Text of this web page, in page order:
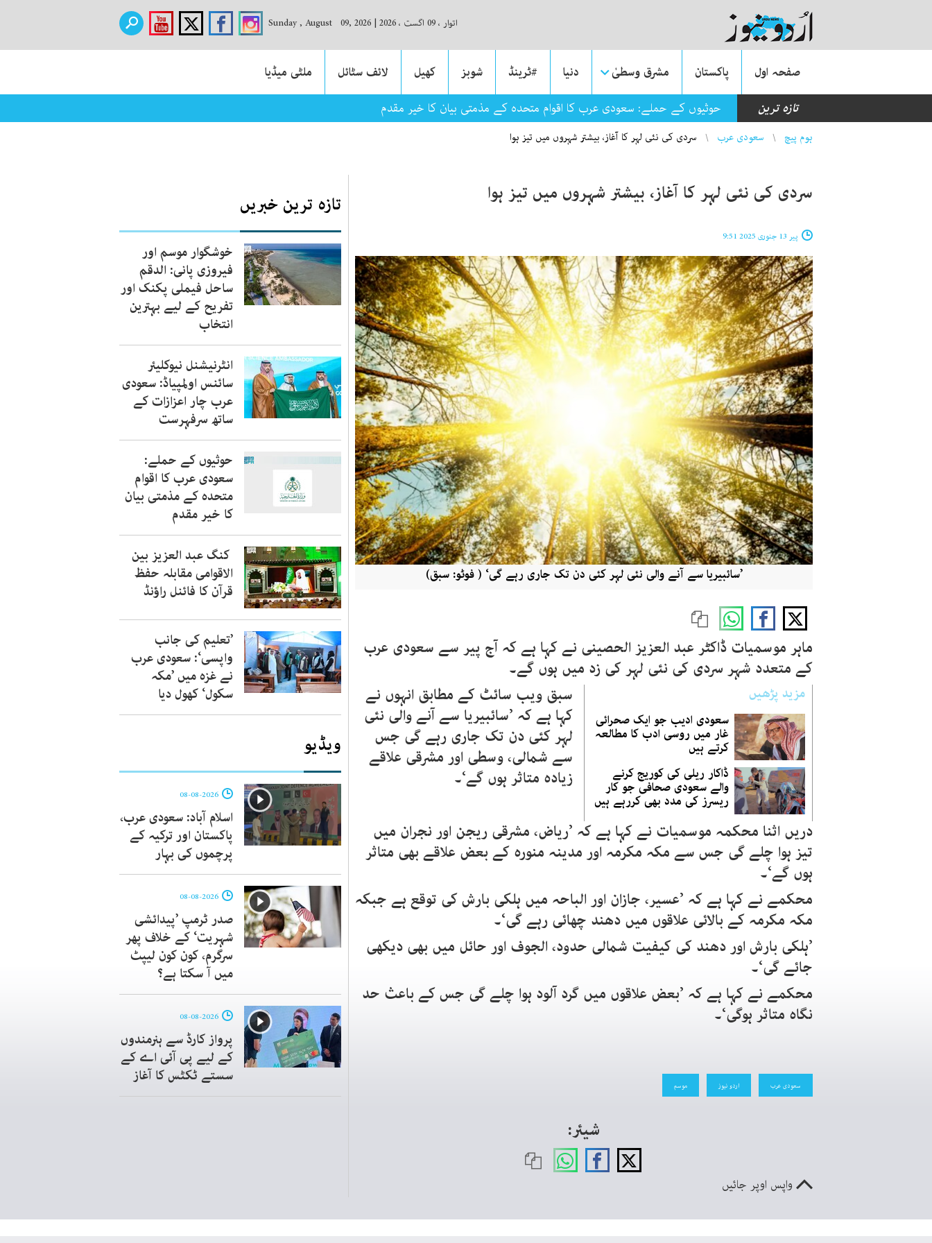
اتوار ، 09 اگست ، 2026 |
Sunday , August 09, 2026
صفحہ اول پاکستان مشرق وسطیٰ دنیا #ٹرینڈ شوبز کھیل لائف سٹائل
ملٹی میڈیا
تازہ ترین
حوثیوں کے حملے: سعودی عرب کا اقوام متحدہ کے مذمتی بیان کا خیر مقدم
You are here
ہوم پیچ سعودی عرب سردی کی نئی لہر کا آغاز، بیشتر شہروں میں تیز ہوا
سردی کی نئی لہر کا آغاز، بیشتر شہروں میں تیز ہوا
پیر 13 جنوری 2025 9:51
’سائبیریا سے آنے والی نئی لہر کئی دن تک جاری رہے گی‘ ( فوٹو: سبق)
ماہر موسمیات ڈاکٹر عبد العزیز الحصینی نے کہا ہے کہ آج پیر سے سعودی عرب
کے متعدد شہر سردی کی نئی لہر کی زد میں ہوں گے۔
مزید پڑھیں
سعودی ادیب جو ایک صحرائی
غار میں روسی ادب کا مطالعہ
کرتے ہیں
ڈاکار ریلی کی کوریج کرنے
والے سعودی صحافی جو کار
ریسرز کی مدد بھی کررہے ہیں
سبق ویب سائٹ کے مطابق انہوں نے
کہا ہے کہ ’سائبیریا سے آنے والی نئی
لہر کئی دن تک جاری رہے گی جس
سے شمالی، وسطی اور مشرقی علاقے
زیادہ متاثر ہوں گے‘۔
دریں اثنا محکمہ موسمیات نے کہا ہے کہ ’ریاض، مشرقی ریجن اور نجران میں
تیز ہوا چلے گی جس سے مکہ مکرمہ اور مدینہ منورہ کے بعض علاقے بھی متاثر
ہوں گے‘۔
محکمے نے کہا ہے کہ ’عسیر، جازان اور الباحہ میں ہلکی بارش کی توقع ہے جبکہ
مکہ مکرمہ کے بالائی علاقوں میں دھند چھائی رہے گی‘۔
’ہلکی بارش اور دھند کی کیفیت شمالی حدود، الجوف اور حائل میں بھی دیکھی
جائے گی‘۔
محکمے نے کہا ہے کہ ’بعض علاقوں میں گرد آلود ہوا چلے گی جس کے باعث حد
نگاہ متاثر ہوگی‘۔
سعودی عرب اردو نیوز موسم
شیئر:
واپس اوپر جائیں
تازہ ترین خبریں
خوشگوار موسم اور
فیروزی پانی: الدقم
ساحل فیملی پکنک اور
تفریح کے لیے بہترین
انتخاب
انٹرنیشنل نیوکلیئر
سائنس اولمپیاڈ: سعودی
عرب چار اعزازات کے
ساتھ سرفہرست
حوثیوں کے حملے:
سعودی عرب کا اقوام
متحدہ کے مذمتی بیان
کا خیر مقدم
کنگ عبد العزیز بین
الاقوامی مقابلہ حفظ
قرآن کا فائنل راؤنڈ
’تعلیم کی جانب
واپسی‘: سعودی عرب
نے غزہ میں ’مکہ
سکول‘ کھول دیا
ویڈیو
اسلام آباد: سعودی عرب،
پاکستان اور ترکیہ کے
پرچموں کی بہار
صدر ٹرمپ ’پیدائشی
شہریت‘ کے خلاف پھر
سرگرم، کون کون لیپٹ
میں آ سکتا ہے؟
پرواز کارڈ سے ہنرمندوں
کے لیے پی آئی اے کے
سستے ٹکٹس کا آغاز